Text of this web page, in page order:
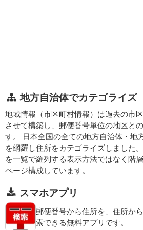
地方自治体でカテゴライズ
地域情報（市区町村情報）は過去の市
させて構築し、郵便番号単位の地区と
す。 日本全国の全ての地方自治体・地
を網羅し住所をカテゴライズしました
を一覧で羅列する表示方法ではなく階
ページ構成しています。
スマホアプリ
郵便番号から住所を、住所か
索できる無料アプリです。